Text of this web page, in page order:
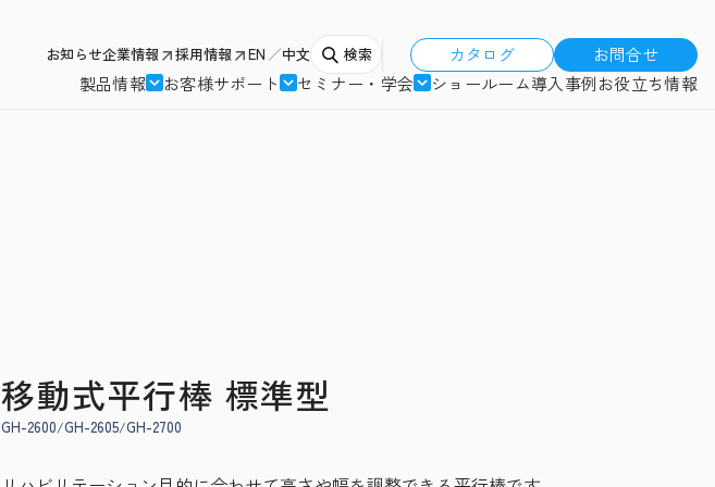
お知らせ企業情報 採用情報 EN 中文 検索 カタログ
お問合せ
製品情報
お客様サポート セミナー・学会 ショールーム導入事例お役立ち情報
移動式平行棒 標準型
GH-2600 GH-2605 GH-2700